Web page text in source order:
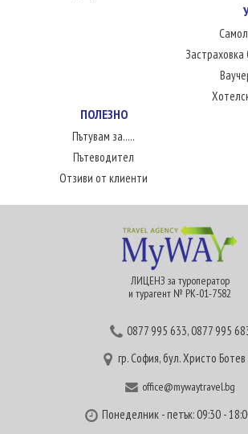
ПОЛЕЗНО
Пътувам за.....
Пътеводител
Отзиви от клиенти
ЛИЦЕНЗ за туроператор
и турагент № РК-01-7582
0877 995 633,0877 995
гр. София, бул. Христо
office@mywaytravel.bg
Понеделник - петък: 09:30 -